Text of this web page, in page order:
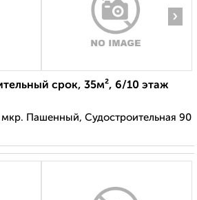
›
срок, 35м², 6/10 этаж
Пашенный, Судостроительная 90